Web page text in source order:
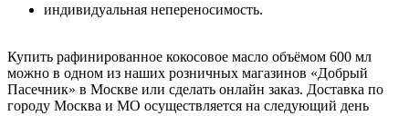
индивидуальная непереносимость.
Купить рафинированное кокосовое масло объёмом 600 мл
можно в одном из наших розничных магазинов «Добрый
Пасечник» в Москве или сделать онлайн заказ. Доставка по
городу Москва и МО осуществляется на следующий день